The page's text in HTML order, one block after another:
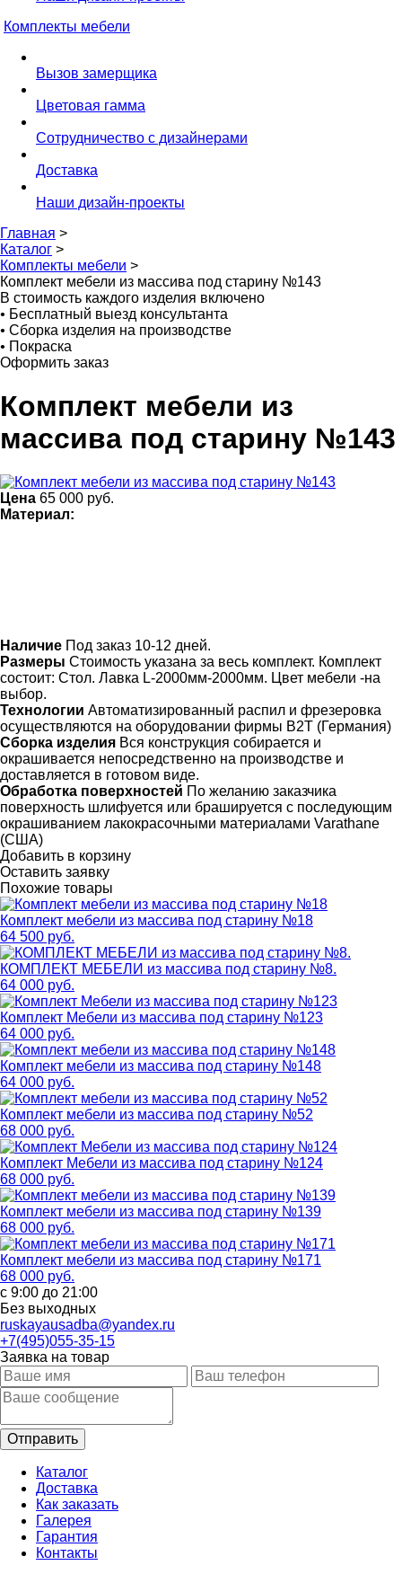
Комплекты мебели
Вызов замерщика
Цветовая гамма
Сотрудничество с дизайнерами
Доставка
Наши дизайн-проекты
Главная >
Каталог >
Комплекты мебели >
Комплект мебели из массива под старину №143
В стоимость каждого изделия включено
• Бесплатный выезд консультанта
• Сборка изделия на производстве
• Покраска
Оформить заказ
Комплект мебели из
массива под старину №143
Цена 65 000 руб.
Материал:
Наличие Под заказ 10-12 дней.
Размеры Стоимость указана за весь комплект. Комплект
состоит: Стол. Лавка L-2000мм-2000мм. Цвет мебели -на
выбор.
Технологии Автоматизированный распил и фрезеровка
осуществляются на оборудовании фирмы B2T (Германия)
Сборка изделия Вся конструкция собирается и
окрашивается непосредственно на производстве и
доставляется в готовом виде.
Обработка поверхностей По желанию заказчика
поверхность шлифуется или брашируется с последующим
окрашиванием лакокрасочными материалами Varathane
(США)
Добавить в корзину
Оставить заявку
Похожие товары
Комплект мебели из массива под старину №18
64 500 руб.
КОМПЛЕКТ МЕБЕЛИ из массива под старину №8.
64 000 руб.
Комплект Мебели из массива под старину №123
64 000 руб.
Комплект мебели из массива под старину №148
64 000 руб.
Комплект мебели из массива под старину №52
68 000 руб.
Комплект Мебели из массива под старину №124
68 000 руб.
Комплект мебели из массива под старину №139
68 000 руб.
Комплект мебели из массива под старину №171
68 000 руб.
с 9:00 до 21:00
Без выходных
ruskayausadba@yandex.ru
+7(495)055-35-15
Заявка на товар
Каталог
Доставка
Как заказать
Галерея
Гарантия
Контакты